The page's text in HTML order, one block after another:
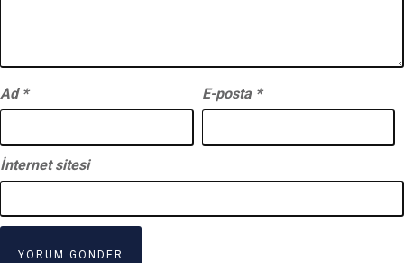
Ad * E-posta *
İnternet sitesi